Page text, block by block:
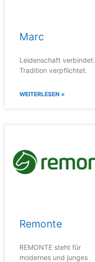
Marc
Leidenschaft verbindet.
Tradition verpflichtet.
WEITERLESEN »
Remonte
REMONTE steht für
modernes und junges